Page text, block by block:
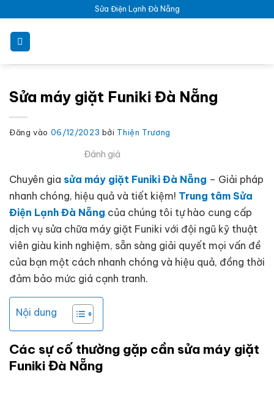
Sửa Điện Lạnh Đà Nẵng
Sửa máy giặt Funiki Đà Nẵng
Đăng vào 06/12/2023 bởi Thiện Trương
Đánh giá
Chuyên gia sửa máy giặt Funiki Đà Nẵng – Giải pháp
nhanh chóng, hiệu quả và tiết kiệm! Trung tâm Sửa
Điện Lạnh Đà Nẵng của chúng tôi tự hào cung cấp
dịch vụ sửa chữa máy giặt Funiki với đội ngũ kỹ thuật
viên giàu kinh nghiệm, sẵn sàng giải quyết mọi vấn đề
của bạn một cách nhanh chóng và hiệu quả, đồng thời
đảm bảo mức giá cạnh tranh.
Nội dung
Các sự cố thường gặp cần sửa máy giặt
Funiki Đà Nẵng